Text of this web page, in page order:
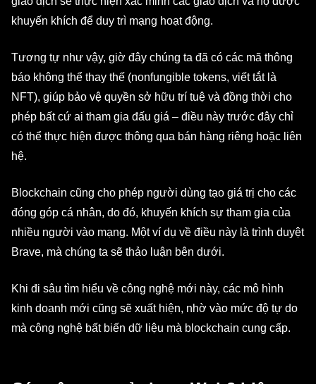
khuyến khích để duy trì mạng hoạt động.
Tương tự như vậy, giờ đây chúng ta đã có các mã thông
báo không thể thay thế (nonfungible tokens, viết tắt là
NFT), giúp bảo vệ quyền sở hữu trí tuệ và đồng thời cho
phép bất cứ ai tham gia đấu giá – điều này trước đây chỉ
có thể thực hiện được thông qua bán hàng riêng hoặc liên
hệ.
Blockchain cũng cho phép người dùng tạo giá trị cho các
đóng góp cá nhân, do đó, khuyến khích sự tham gia của
nhiều người vào mạng. Một ví dụ về điều này là trình duyệt
Brave, mà chúng ta sẽ thảo luận bên dưới.
Khi đi sâu tìm hiểu về công nghệ mới này, các mô hình
kinh doanh mới cũng sẽ xuất hiện, nhờ vào mức độ tự do
mà công nghệ bất biến dữ liệu mà blockchain cung cấp.